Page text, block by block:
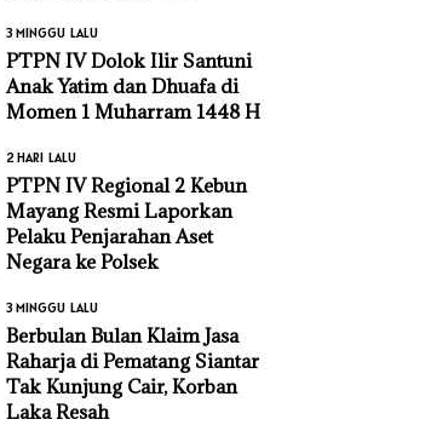
3 MINGGU LALU
PTPN IV Dolok Ilir Santuni
Anak Yatim dan Dhuafa di
Momen 1 Muharram 1448 H
2 HARI LALU
PTPN IV Regional 2 Kebun
Mayang Resmi Laporkan
Pelaku Penjarahan Aset
Negara ke Polsek
3 MINGGU LALU
Berbulan Bulan Klaim Jasa
Raharja di Pematang Siantar
Tak Kunjung Cair, Korban
Laka Resah